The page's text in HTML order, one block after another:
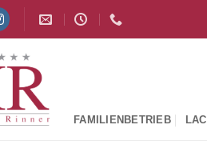
FAMILIENBETRIEB